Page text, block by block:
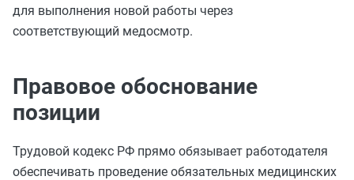
для выполнения новой работы через
соответствующий медосмотр.
Правовое обоснование
позиции
Трудовой кодекс РФ прямо обязывает работодателя
обеспечивать проведение обязательных медицинских